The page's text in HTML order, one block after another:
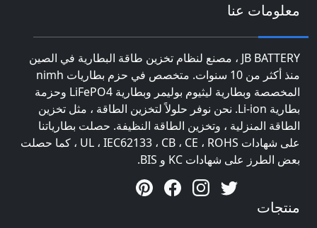
معلومات عنا
JB BATTERY ، مصنع لنظام تخزين طاقة البطارية في الصين
منذ أكثر من 10 سنوات. متخصص في حزم بطاريات nimh
المخصصة وبطارية ليثيوم بوليمر وبطارية LiFePO4 وحزمة
بطارية Li-ion. نحن نوفر حلولاً لتخزين الطاقة ، مثل تخزين
الطاقة المنزلية ، وتخزين الطاقة النظيفة. حصلت بطارياتنا
على شهادات UL ، IEC62133 ، CB ، CE ، ROHS ، كما حصلت
بعض الطرز على شهادات KC و BIS.
منتجات